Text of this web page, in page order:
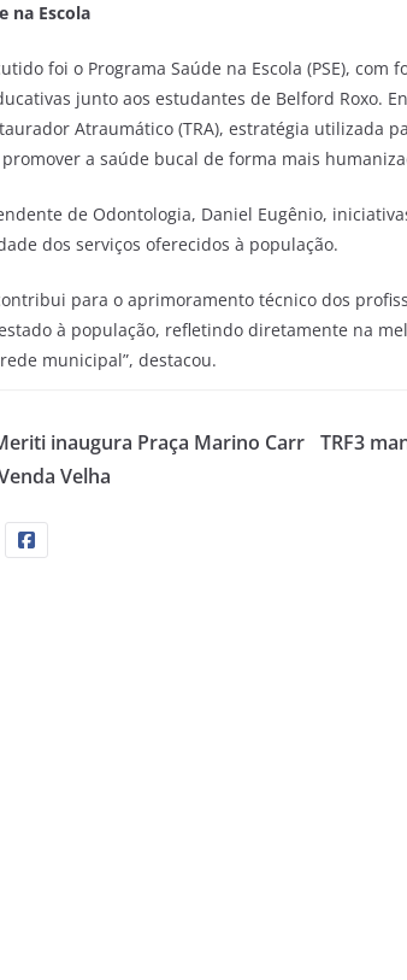
na Escola
foi o Programa Saúde na Escola (PSE), com
junto aos estudantes de Belford Roxo.
Atraumático (TRA), estratégia utilizada
a saúde bucal de forma mais
de Odontologia, Daniel Eugênio,
dos serviços oferecidos à população.
para o aprimoramento técnico dos
à população, refletindo diretamente na
municipal”, destacou.
inaugura Praça Marino Carr
Velha
TRF3